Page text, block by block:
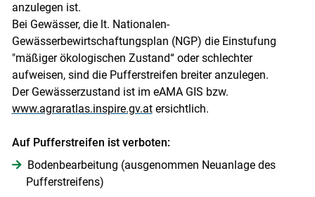
anzulegen ist.
Bei Gewässer, die lt. Nationalen-
Gewässerbewirtschaftungsplan (NGP) die Einstufung
"mäßiger ökologischen Zustand“ oder schlechter
aufweisen, sind die Pufferstreifen breiter anzulegen.
Der Gewässerzustand ist im eAMA GIS bzw.
www.agraratlas.inspire.gv.atersichtlich.
Auf Pufferstreifen ist verboten:
Bodenbearbeitung (ausgenommen Neuanlage des
Pufferstreifens)